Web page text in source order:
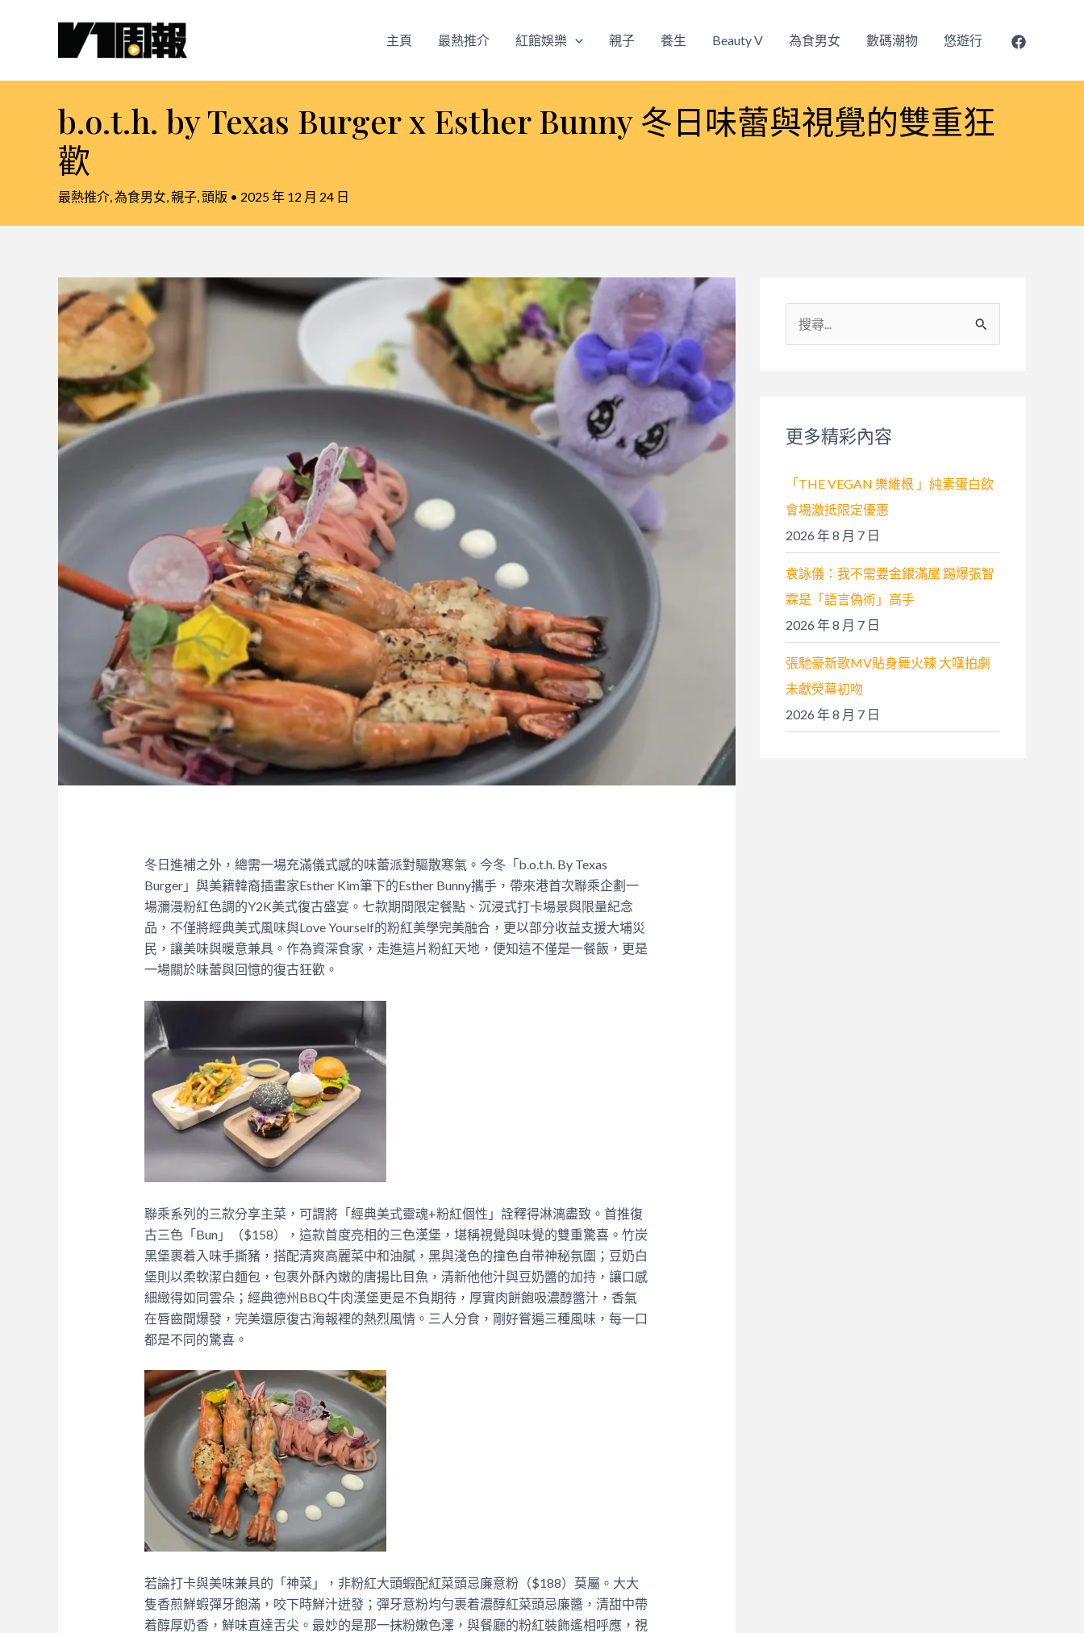
主頁 最熱推介 紅館娛樂 親子 養生 Beauty V 為食男女 數碼潮物 悠遊行
b.o.t.h. by Texas Burger x Esther Bunny 冬日味蕾與視覺的雙重狂
歡
最熱推介 為食男女 親子 頭版 • 2025 年 12 月 24 日
冬日進補之外，總需一場充滿儀式感的味蕾派對驅散寒氣。今冬「b.o.t.h. By Texas
Burger」與美籍韓裔插畫家Esther Kim筆下的Esther Bunny攜手，帶來港首次聯乘企劃一
場瀰漫粉紅色調的Y2K美式復古盛宴。七款期間限定餐點、沉浸式打卡場景與限量紀念
品，不僅將經典美式風味與Love Yourself的粉紅美學完美融合，更以部分收益支援大埔災
民，讓美味與暖意兼具。作為資深食家，走進這片粉紅天地，便知這不僅是一餐飯，更是
一場關於味蕾與回憶的復古狂歡。
聯乘系列的三款分享主菜，可謂將「經典美式靈魂+粉紅個性」詮釋得淋漓盡致。首推復
古三色「Bun」（$158），這款首度亮相的三色漢堡，堪稱視覺與味覺的雙重驚喜。竹炭
黑堡裹着入味手撕豬，搭配清爽高麗菜中和油膩，黑與淺色的撞色自带神秘氛圍；豆奶白
堡則以柔軟潔白麵包，包裹外酥內嫩的唐揚比目魚，清新他他汁與豆奶醬的加持，讓口感
細緻得如同雲朵；經典德州BBQ牛肉漢堡更是不負期待，厚實肉餅飽吸濃醇醬汁，香氣
在唇齒間爆發，完美還原復古海報裡的熱烈風情。三人分食，剛好嘗遍三種風味，每一口
都是不同的驚喜。
若論打卡與美味兼具的「神菜」，非粉紅大頭蝦配紅菜頭忌廉意粉（$188）莫屬。大大
隻香煎鮮蝦彈牙飽滿，咬下時鮮汁迸發；彈牙意粉均勻裹着濃醇紅菜頭忌廉醬，清甜中帶
着醇厚奶香，鮮味直達舌尖。最妙的是那一抹粉嫩色澤，與餐廳的粉紅裝飾遙相呼應，視
尋
:更多精彩內容
「THE VEGAN 樂維根 」純素蛋白飲
會場激抵限定優惠
2026 年 8 月 7 日
袁詠儀：我不需要金銀滿屋 踢爆張智
霖是「語言偽術」高手
2026 年 8 月 7 日
張馳豪新歌MV貼身舞火辣 大嘆拍劇
未獻熒幕初吻
2026 年 8 月 7 日